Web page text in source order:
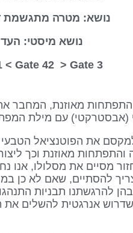
נושא: מטרה מתגשמת
נושא מיסטי: העד
3 Gate 51 <
Gate 42 > Gate
למקסם את הפוטנציאל
והתפתחות מאוזנת וכך
מסיים את מסלולו, אנו
להסתיים, שאם לא כן
להרגשתנו תבניות
אנרגטית להשלים